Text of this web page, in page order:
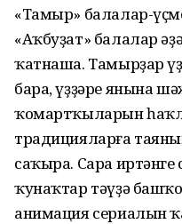
«Тамыр» балалар-
«Аҡбуҙат» балалар
ҡатнаша. Тамырҙар
бара, үҙҙәре янына
ҡомартҡыларын
традицияларға
саҡыра. Сара иртәнге
ҡунаҡтар тәүҙә
анимация сериалын